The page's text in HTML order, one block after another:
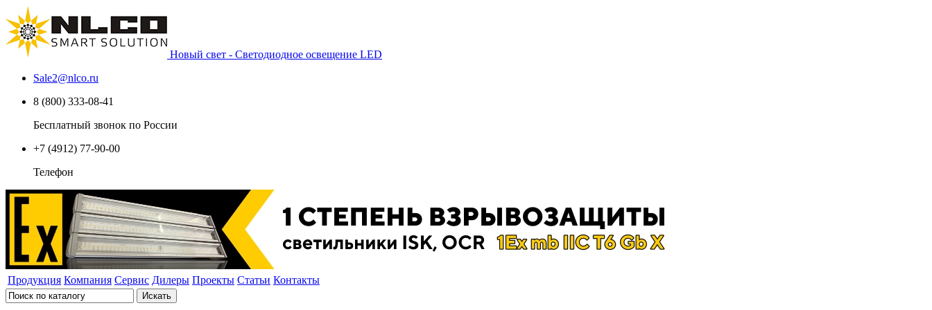
Новый свет - Светодиодное освещение LED
Sale2@nlco.ru
8 (800) 333-08-41
Бесплатный звонок по России
+7 (4912) 77-90-00
Телефон
Продукция Компания Сервис Дилеры Проекты Статьи Контакты